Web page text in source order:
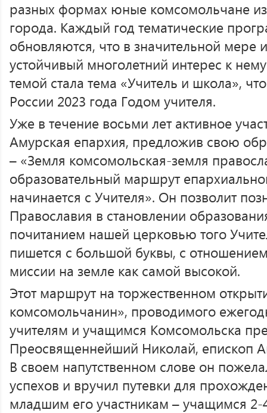
разных формах юные комсомольчане
города. Каждый год тематические
обновляются, что в значительной мере
устойчивый многолетний интерес к
темой стала тема «Учитель и школа»,
России 2023 года Годом учителя.
Уже в течение восьми лет активное
Амурская епархия, предложив свою
– «Земля комсомольская-земля
образовательный маршрут
начинается с Учителя». Он позволит
Православия в становлении
почитанием нашей церковью того
пишется с большой буквы, с
миссии на земле как самой высокой.
Этот маршрут на торжественном
комсомольчанин», проводимого
учителям и учащимся Комсомольска
Преосвященнейший Николай, епископ
В своем напутственном слове он
успехов и вручил путевки для
младшим его участникам – учащимся 2-